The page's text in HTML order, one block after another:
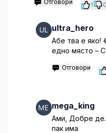
Отговори 1 0
ultra_hero
Абе тва е яко!
едно място –
Отговори
mega_king
Ами, Добре де.
пак има